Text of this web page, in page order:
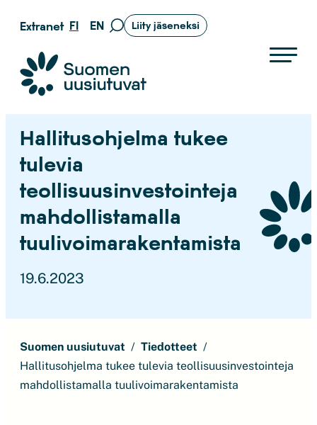
Siirry
sisältöön
Extranet FI EN
Siirry
Liity jäseneksi
Suomen uusiutuvat ry
Hallitusohjelma tukee
tulevia
teollisuusinvestointeja
mahdollistamalla
tuulivoimarakentamista
19.6.2023
Suomen uusiutuvat
Tiedotteet
Hallitusohjelma tukee tulevia teollisuusinvestointeja
mahdollistamalla tuulivoimarakentamista